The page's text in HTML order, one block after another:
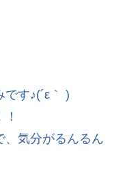
す♪(´ε｀ )
、気分がるんるん